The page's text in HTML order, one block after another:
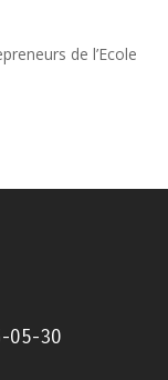
de l’Ecole
05-30